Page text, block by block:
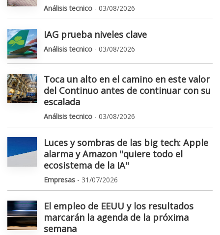
Análisis tecnico - 03/08/2026
IAG prueba niveles clave
Análisis tecnico - 03/08/2026
Toca un alto en el camino en este valor
del Continuo antes de continuar con su
escalada
Análisis tecnico - 03/08/2026
Luces y sombras de las big tech: Apple
alarma y Amazon "quiere todo el
ecosistema de la IA"
Empresas - 31/07/2026
El empleo de EEUU y los resultados
marcarán la agenda de la próxima
semana